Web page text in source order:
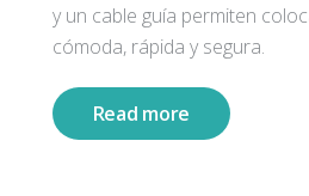
y un cable guía permiten
cómoda, rápida y segura.
Read more